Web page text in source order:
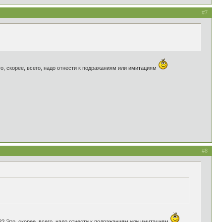
#7
всего, надо отнести к подражаниям или имитациям
#8